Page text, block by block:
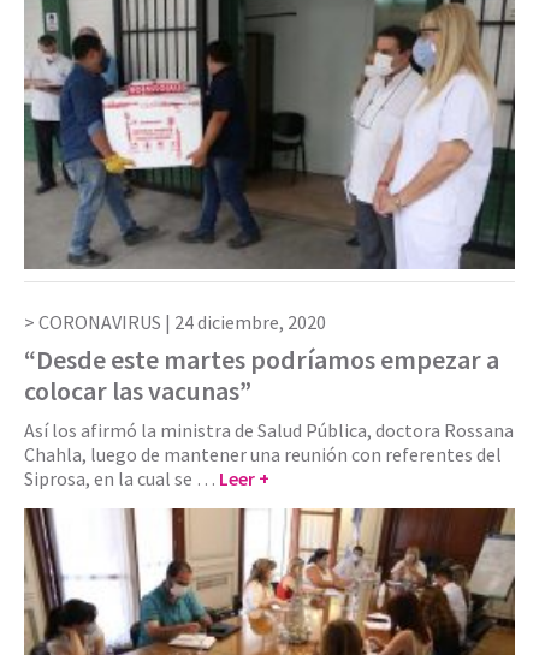
CORONAVIRUS | 24 diciembre, 2020
“Desde este martes podríamos empezar a
colocar las vacunas”
Así los afirmó la ministra de Salud Pública, doctora Rossana
Chahla, luego de mantener una reunión con referentes del
Siprosa, en la cual se … Leer +